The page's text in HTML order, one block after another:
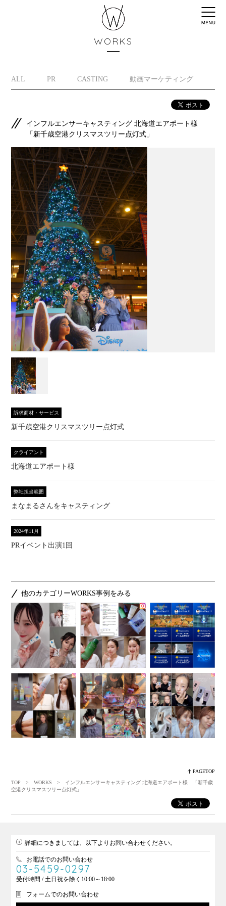
WORKS
ALL PR CASTING 動画マーケティング
インフルエンサーキャスティング 北海道エアポート様
「新千歳空港クリスマスツリー点灯式」
訴求商材・サービス
新千歳空港クリスマスツリー点灯式
クライアント
北海道エアポート様
弊社担当範囲
まなまるさんをキャスティング
2024年11月
PRイベント出演1回
他のカテゴリーWORKS事例をみる
PAGETOP
TOP
>WORKS
> インフルエンサーキャスティング 北海道エアポート様 「新千歳
空港クリスマスツリー点灯式」
詳細につきましては、以下よりお問い合わせください。
お電話でのお問い合わせ
03-5459-0297
受付時間 / 土日祝を除く10:00～18:00
フォームでのお問い合わせ